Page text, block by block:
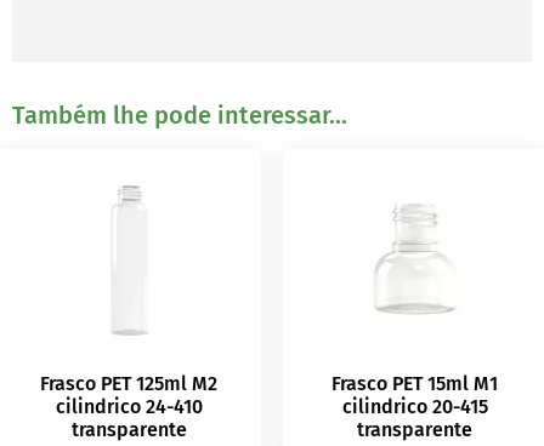
Também lhe pode interessar...
Frasco PET 125ml M2
cilindrico 24-410
transparente
Frasco PET 15ml M1
cilindrico 20-415
transparente